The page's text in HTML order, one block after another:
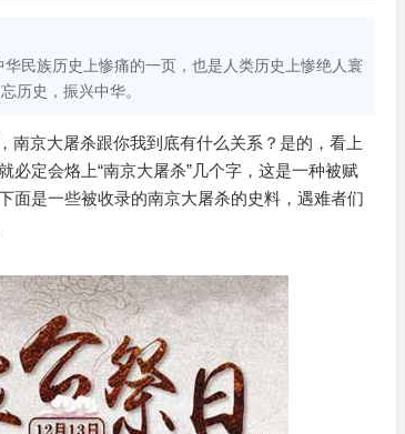
民族历史上惨痛的一页，也是人类历史上惨绝人寰
历史，振兴中华。
南京大屠杀跟你我到底有什么关系？是的，看上
定会烙上“南京大屠杀”几个字，这是一种被赋
面是一些被收录的南京大屠杀的史料，遇难者们